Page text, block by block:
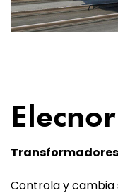
05
Elecnor
Controla y cambia